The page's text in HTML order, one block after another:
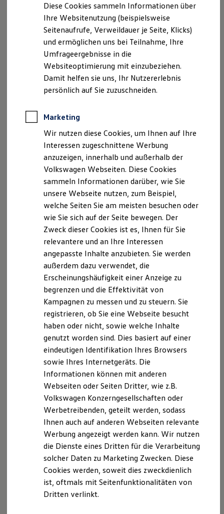
Behörden
Direktkunden
Sonderfahrzeuge
Anpfiff zum Gewinn
Elektromobilität
Elektroautos
ID. Tutorials
Elektrofahrzeugkonzepte
ID. EVERY1
Reichweite
Rekuperation
Laden unterwegs
Laden Zuhause
Ladestationen finden
Ladezeitensimulator
Batterie
Sicherheit
Nachhaltigkeit
Technologie
Kosten und Kauf
Kaufoptionen
E-Auto-Förderung
Software und Konnektivität
Die ID. Software 6
ID. Software Versionen und Updates
Digitale Extras
Schnittstellen zu Ihrem ID.
Hybridautos
Marke und Erlebnis
Volkswagen R und R Experience
R-Modelle
R Experience
Driving Experience
Volkswagen entdecken
Werkbesichtigung
Lifestyle Shop
T-Roc Kollektion
Golf Kollektion
ID. Kollektion
Volkswagen Kollektion
R-Kollektion
GTI Kollektion
Fußball Drop
we drive football
#wedriveproud
Besitzer und Service
Software Updates
Service und Ersatzteile
Servicetermin buchen
Serviceanfrage stellen
Ihre Ansprechpartnerbei Auto
Senger Münster
E-Mail schreiben
+49 251 79890
Internet Vertriebsteam
+49 5971 7913 4137
E-Mail schreiben
Diese Cookies sammeln Informationen über
Ihre Websitenutzung (beispielsweise
Seitenaufrufe, Verweildauer je Seite, Klicks)
und ermöglichen uns bei Teilnahme, Ihre
Umfrageergebnisse in die
Websiteoptimierung mit einzubeziehen.
Damit helfen sie uns, Ihr Nutzererlebnis
persönlich auf Sie zuzuschneiden.
Marketing
Wir nutzen diese Cookies, um Ihnen auf Ihre
Interessen zugeschnittene Werbung
anzuzeigen, innerhalb und außerhalb der
Volkswagen Webseiten. Diese Cookies
sammeln Informationen darüber, wie Sie
unsere Webseite nutzen, zum Beispiel,
welche Seiten Sie am meisten besuchen oder
wie Sie sich auf der Seite bewegen. Der
Zweck dieser Cookies ist es, Ihnen für Sie
relevantere und an Ihre Interessen
angepasste Inhalte anzubieten. Sie werden
außerdem dazu verwendet, die
Erscheinungshäufigkeit einer Anzeige zu
begrenzen und die Effektivität von
Kampagnen zu messen und zu steuern. Sie
registrieren, ob Sie eine Webseite besucht
haben oder nicht, sowie welche Inhalte
genutzt worden sind. Dies basiert auf einer
eindeutigen Identifikation Ihres Browsers
sowie Ihres Internetgeräts. Die
Informationen können mit anderen
Webseiten oder Seiten Dritter, wie z.B.
Volkswagen Konzerngesellschaften oder
Werbetreibenden, geteilt werden, sodass
Ihnen auch auf anderen Webseiten relevante
Werbung angezeigt werden kann. Wir nutzen
die Dienste eines Dritten für die Verarbeitung
solcher Daten zu Marketing Zwecken. Diese
Cookies werden, soweit dies zweckdienlich
ist, oftmals mit Seitenfunktionalitäten von
Dritten verlinkt.